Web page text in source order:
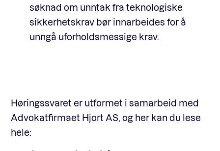
søknad om unntak fra teknologiske
sikkerhetskrav bør innarbeides for å
unngå uforholdsmessige krav.
Høringssvaret er utformet i samarbeid med
Advokatfirmaet Hjort AS, og her kan du lese
hele: